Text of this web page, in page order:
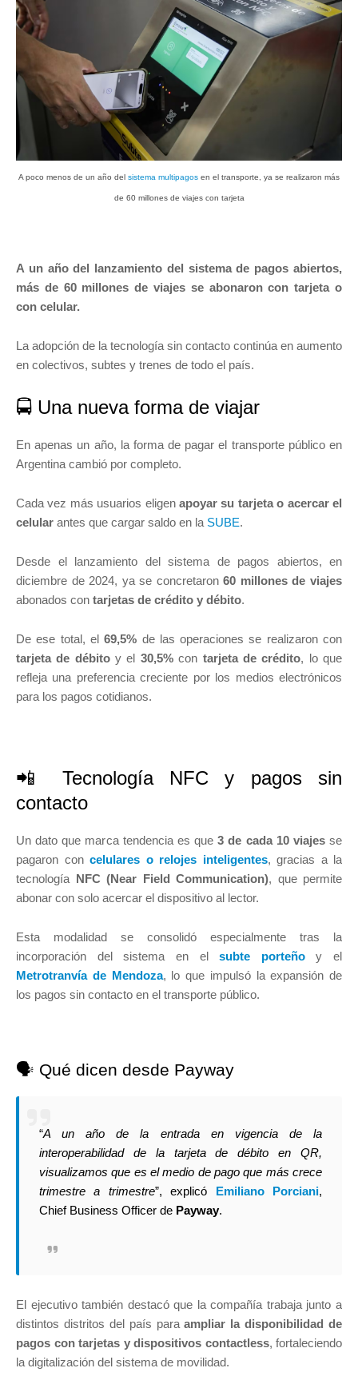
A poco menos de un año del sistema multipagos en el transporte, ya se realizaron más
de 60 millones de viajes con tarjeta
A un año del lanzamiento del sistema de pagos abiertos,
más de 60 millones de viajes se abonaron con tarjeta o
con celular.
La adopción de la tecnología sin contacto continúa en aumento
en colectivos, subtes y trenes de todo el país.
🚍 Una nueva forma de viajar
En apenas un año, la forma de pagar el transporte público en
Argentina cambió por completo.
Cada vez más usuarios eligen apoyar su tarjeta o acercar el
celular antes que cargar saldo en la SUBE.
Desde el lanzamiento del sistema de pagos abiertos, en
diciembre de 2024, ya se concretaron60 millones de viajes
abonados con tarjetas de crédito y débito.
De ese total, el69,5% de las operaciones se realizaron con
tarjeta de débitoy el 30,5%con tarjeta de crédito, lo que
refleja una preferencia creciente por los medios electrónicos
para los pagos cotidianos.
📲 Tecnología NFC y pagos sin
contacto
Un dato que marca tendencia es que3 de cada 10 viajesse
pagaron con celulares o relojes inteligentes, gracias a la
tecnología NFC (Near Field Communication), que permite
abonar con solo acercar el dispositivo al lector.
Esta modalidad se consolidó especialmente tras la
incorporación del sistema en elsubte porteñoy el
Metrotranvía de Mendoza, lo que impulsó la expansión de
los pagos sin contacto en el transporte público.
🗣️ Qué dicen desde Payway
“A un año de la entrada en vigencia de la
interoperabilidad de la tarjeta de débito en QR,
visualizamos que es el medio de pago que más crece
trimestre a trimestre”, explicó Emiliano Porciani,
Chief Business Officer de Payway.
El ejecutivo también destacó que la compañía trabaja junto a
distintos distritos del país paraampliar la disponibilidad de
pagos con tarjetas y dispositivos contactless, fortaleciendo
la digitalización del sistema de movilidad.